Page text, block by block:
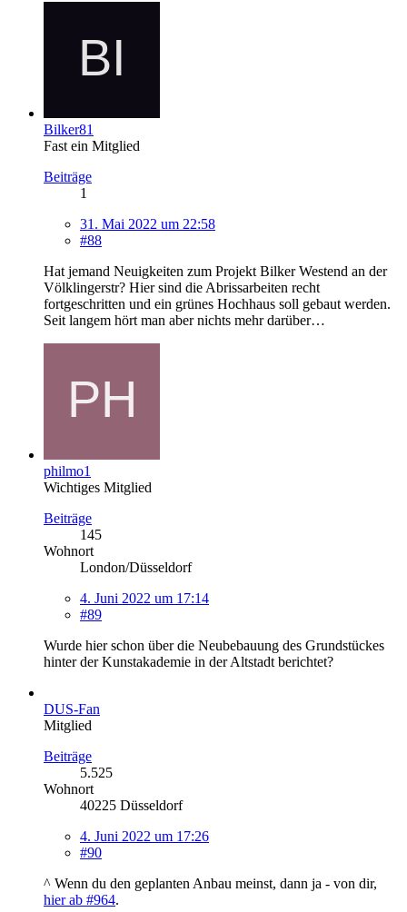
Bilker81
Fast ein Mitglied
Beiträge
1
31. Mai 2022 um 22:58
#88
Hat jemand Neuigkeiten zum Projekt Bilker Westend an der
Völklingerstr? Hier sind die Abrissarbeiten recht
fortgeschritten und ein grünes Hochhaus soll gebaut werden.
Seit langem hört man aber nichts mehr darüber…
philmo1
Wichtiges Mitglied
Beiträge
145
Wohnort
London/Düsseldorf
4. Juni 2022 um 17:14
#89
Wurde hier schon über die Neubebauung des Grundstückes
hinter der Kunstakademie in der Altstadt berichtet?
DUS-Fan
Mitglied
Beiträge
5.525
Wohnort
40225 Düsseldorf
4. Juni 2022 um 17:26
#90
^ Wenn du den geplanten Anbau meinst, dann ja - von dir,
hier ab #964.